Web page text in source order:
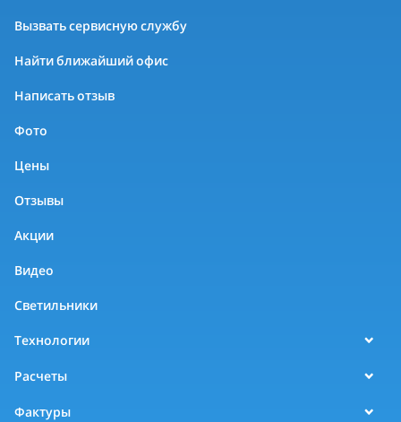
Вызвать сервисную службу
Найти ближайший офис
Написать отзыв
Фото
Цены
Отзывы
Акции
Видео
Светильники
Технологии
Расчеты
Фактуры